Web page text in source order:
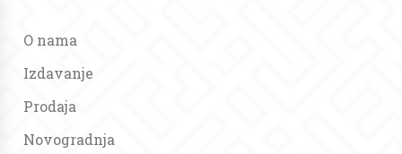
O nama
Izdavanje
Prodaja
Novogradnja